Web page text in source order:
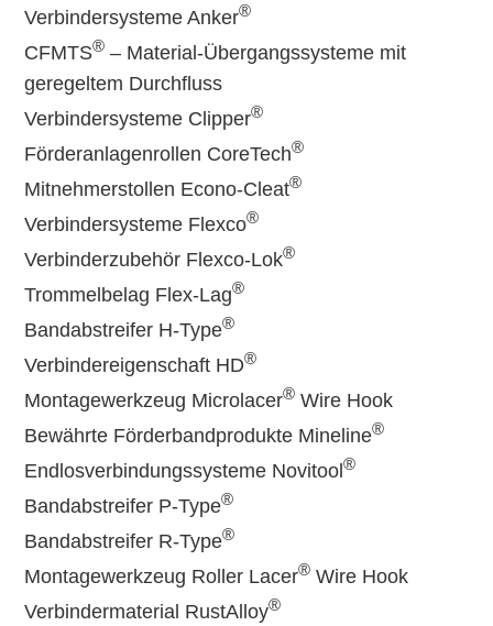
Verbindersysteme Anker®
CFMTS® – Material-Übergangssysteme mit
geregeltem Durchfluss
Verbindersysteme Clipper®
Förderanlagenrollen CoreTech®
Mitnehmerstollen Econo-Cleat®
Verbindersysteme Flexco®
Verbinderzubehör Flexco-Lok®
Trommelbelag Flex-Lag®
Bandabstreifer H-Type®
Verbindereigenschaft HD®
Montagewerkzeug Microlacer® Wire Hook
Bewährte Förderbandprodukte Mineline®
Endlosverbindungssysteme Novitool®
Bandabstreifer P-Type®
Bandabstreifer R-Type®
Montagewerkzeug Roller Lacer® Wire Hook
Verbindermaterial RustAlloy®